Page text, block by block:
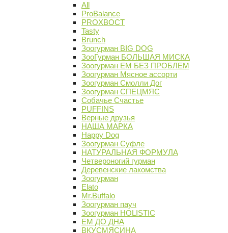
All
ProBalance
PROХВОСТ
Tasty
Brunch
Зоогурман BIG DOG
ЗооГурман БОЛЬШАЯ МИСКА
Зоогурман ЕМ БЕЗ ПРОБЛЕМ
Зоогурман Мясное ассорти
Зоогурман Смолли Дог
Зоогурман СПЕЦМЯС
Собачье Счастье
PUFFINS
Верные друзья
НАША МАРКА
Happy Dog
Зоогурман Суфле
НАТУРАЛЬНАЯ ФОРМУЛА
Четвероногий гурман
Деревенские лакомства
Зоогурман
Elato
Mr.Buffalo
Зоогурман пауч
Зоогурман HOLISTIC
ЕМ ДО ДНА
ВКУСМЯСИНА